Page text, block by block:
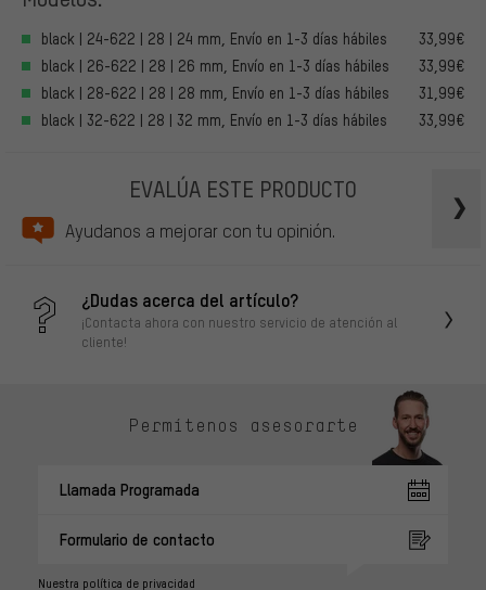
black | 24-622 | 28 | 24 mm, Envío en 1-3 días hábiles
33,99€
black | 26-622 | 28 | 26 mm, Envío en 1-3 días hábiles
33,99€
black | 28-622 | 28 | 28 mm, Envío en 1-3 días hábiles
31,99€
black | 32-622 | 28 | 32 mm, Envío en 1-3 días hábiles
33,99€
EVALÚA ESTE PRODUCTO
Ayudanos a mejorar con tu opinión.
¿Dudas acerca del artículo?
¡Contacta ahora con nuestro servicio de atención al
cliente!
Permítenos asesorarte
Llamada Programada
Formulario de contacto
Nuestra política de privacidad